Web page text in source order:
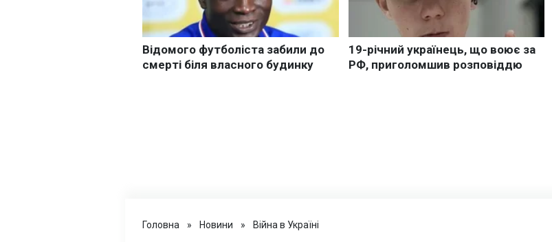
Головна » Новини » Війна в Україні